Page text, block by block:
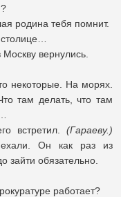
родина тебя помнит.
вернулись.
некоторые. На морях.
там делать, что там
встретил.(Гараеву.)
Он как раз из
зайти обязательно.
работает?